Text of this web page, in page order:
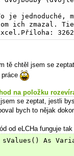
je
ich zmazal.
tě chtěl jsem se
na položku
se zeptat, jestli
bych to nějak
od eLCHa funguje
sValues() As